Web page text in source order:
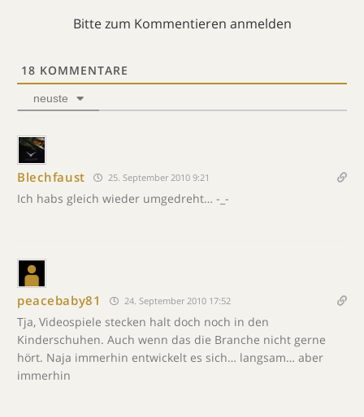
Bitte zum Kommentieren anmelden
18 KOMMENTARE
neuste
Blechfaust 25. September 2010 9:21
Ich habs gleich wieder umgedreht… -_-
peacebaby81 24. September 2010 17:52
Tja, Videospiele stecken halt doch noch in den
Kinderschuhen. Auch wenn das die Branche nicht gerne
hört. Naja immerhin entwickelt es sich… langsam… aber
immerhin